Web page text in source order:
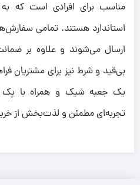
مناسب برای افرادی است که
استاندارد هستند. تمامی
ارسال می‌شوند و علاوه بر
بی‌قید و شرط نیز برای
یک جعبه شیک و همراه با پک
تجربه‌ای مطمئن و لذت‌بخش از